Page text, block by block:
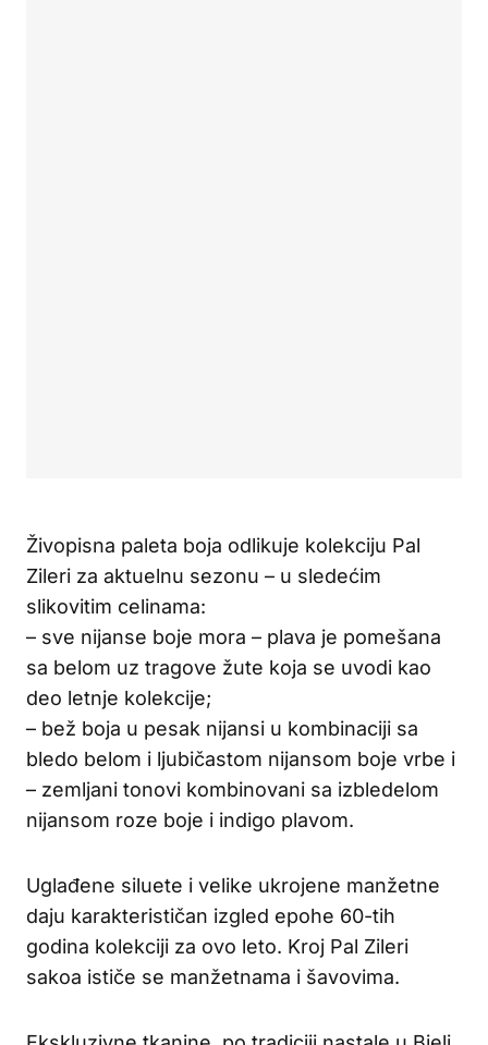
Živopisna paleta boja odlikuje kolekciju Pal
Zileri za aktuelnu sezonu – u sledećim
slikovitim celinama:
– sve nijanse boje mora – plava je pomešana
sa belom uz tragove žute koja se uvodi kao
deo letnje kolekcije;
– bež boja u pesak nijansi u kombinaciji sa
bledo belom i ljubičastom nijansom boje vrbe i
– zemljani tonovi kombinovani sa izbledelom
nijansom roze boje i indigo plavom.
Uglađene siluete i velike ukrojene manžetne
daju karakterističan izgled epohe 60-tih
godina kolekciji za ovo leto. Kroj Pal Zileri
sakoa ističe se manžetnama i šavovima.